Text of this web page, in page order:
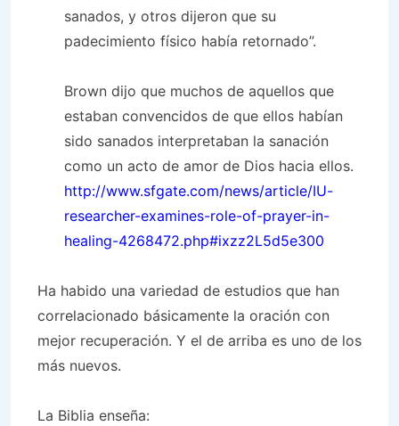
sanados, y otros dijeron que su
padecimiento físico había retornado”.
Brown dijo que muchos de aquellos que
estaban convencidos de que ellos habían
sido sanados interpretaban la sanación
como un acto de amor de Dios hacia ellos.
http://www.sfgate.com/news/article/IU-
researcher-examines-role-of-prayer-in-
healing-4268472.php#ixzz2L5d5e300
Ha habido una variedad de estudios que han
correlacionado básicamente la oración con
mejor recuperación. Y el de arriba es uno de los
más nuevos.
La Biblia enseña: